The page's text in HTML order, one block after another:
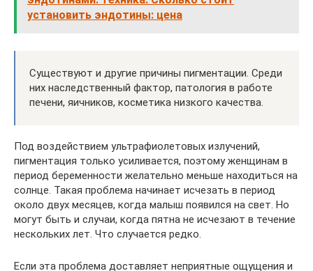
установить эндотины: цена
Существуют и другие причины пигментации. Среди
них наследственный фактор, патология в работе
печени, яичников, косметика низкого качества.
Под воздействием ультрафиолетовых излучений,
пигментация только усиливается, поэтому женщинам в
период беременности желательно меньше находиться на
солнце. Такая проблема начинает исчезать в период
около двух месяцев, когда малыш появился на свет. Но
могут быть и случаи, когда пятна не исчезают в течение
нескольких лет. Что случается редко.
Если эта проблема доставляет неприятные ощущения и